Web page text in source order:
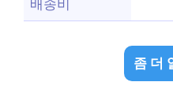
배송비
좀 더